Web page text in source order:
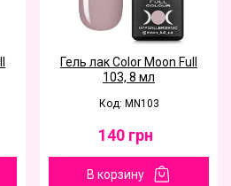
Гель лак Color Moon Full
103, 8 мл
Код: MN103
140 грн
В корзину